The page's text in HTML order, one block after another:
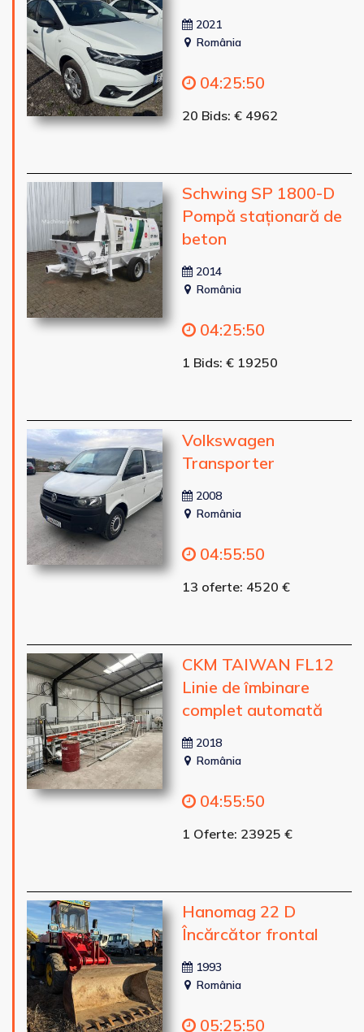
2021
România
04:25:48
20 Bids: € 4962
Schwing SP 1800-D
Pompă staționară de
beton
2014
România
04:25:48
1 Bids: € 19250
Volkswagen
Transporter
2008
România
04:55:48
13 oferte: 4520 €
CKM TAIWAN FL12
Linie de îmbinare
complet automată
2018
România
04:55:48
1 Oferte: 23925 €
Hanomag 22 D
Încărcător frontal
1993
România
05:25:48